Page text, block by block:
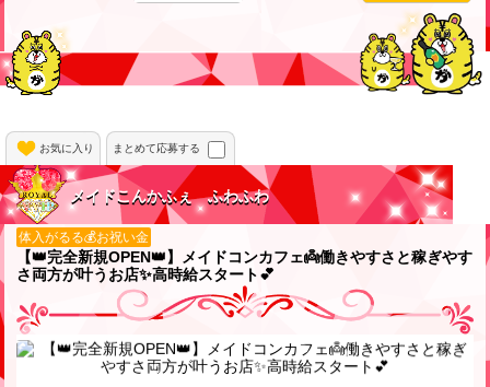
お気に入り まとめて応募する
メイドこんかふぇ ふわふわ
体入がるる💰お祝い金
【👑完全新規OPEN👑】メイドコンカフェ👼働きやすさと稼ぎやす
さ両方が叶うお店✨高時給スタート💕